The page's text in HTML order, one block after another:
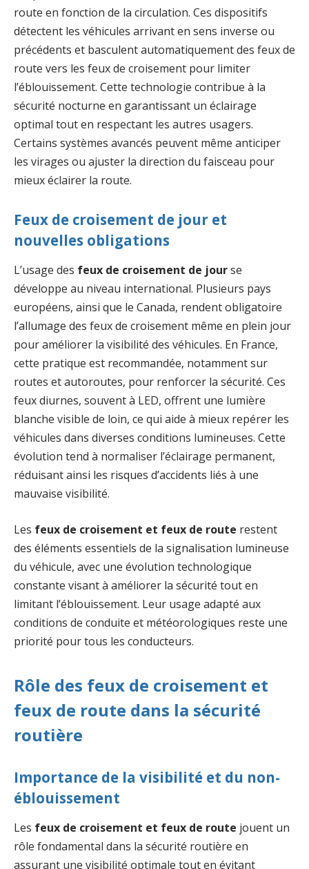
route en fonction de la circulation. Ces dispositifs
détectent les véhicules arrivant en sens inverse ou
précédents et basculent automatiquement des feux de
route vers les feux de croisement pour limiter
l’éblouissement. Cette technologie contribue à la
sécurité nocturne en garantissant un éclairage
optimal tout en respectant les autres usagers.
Certains systèmes avancés peuvent même anticiper
les virages ou ajuster la direction du faisceau pour
mieux éclairer la route.
Feux de croisement de jour et
nouvelles obligations
L’usage des feux de croisement de jourse
développe au niveau international. Plusieurs pays
européens, ainsi que le Canada, rendent obligatoire
l’allumage des feux de croisement même en plein jour
pour améliorer la visibilité des véhicules. En France,
cette pratique est recommandée, notamment sur
routes et autoroutes, pour renforcer la sécurité. Ces
feux diurnes, souvent à LED, offrent une lumière
blanche visible de loin, ce qui aide à mieux repérer les
véhicules dans diverses conditions lumineuses. Cette
évolution tend à normaliser l’éclairage permanent,
réduisant ainsi les risques d’accidents liés à une
mauvaise visibilité.
Les feux de croisement et feux de route restent
des éléments essentiels de la signalisation lumineuse
du véhicule, avec une évolution technologique
constante visant à améliorer la sécurité tout en
limitant l’éblouissement. Leur usage adapté aux
conditions de conduite et météorologiques reste une
priorité pour tous les conducteurs.
Rôle des feux de croisement et
feux de route dans la sécurité
routière
Importance de la visibilité et du non-
éblouissement
Les feux de croisement et feux de route jouent un
rôle fondamental dans la sécurité routière en
assurant une visibilité optimale tout en évitant